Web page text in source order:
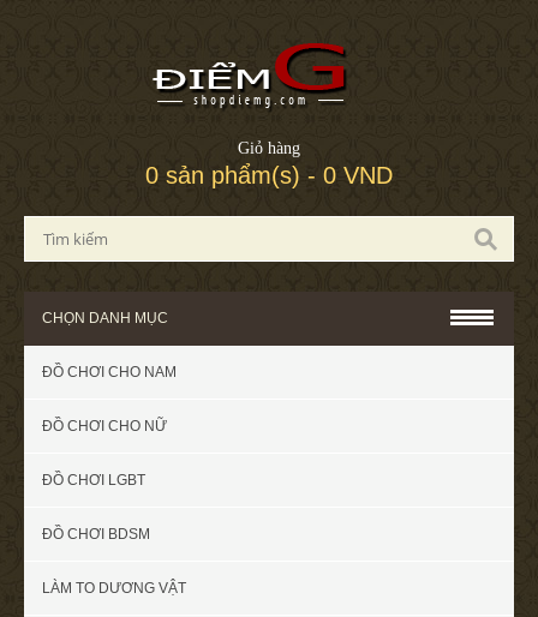
Giỏ hàng
0 sản phẩm(s) - 0 VND
CHỌN DANH MỤC
ĐỒ CHƠI CHO NAM
ĐỒ CHƠI CHO NỮ
ĐỒ CHƠI LGBT
ĐỒ CHƠI BDSM
LÀM TO DƯƠNG VẬT